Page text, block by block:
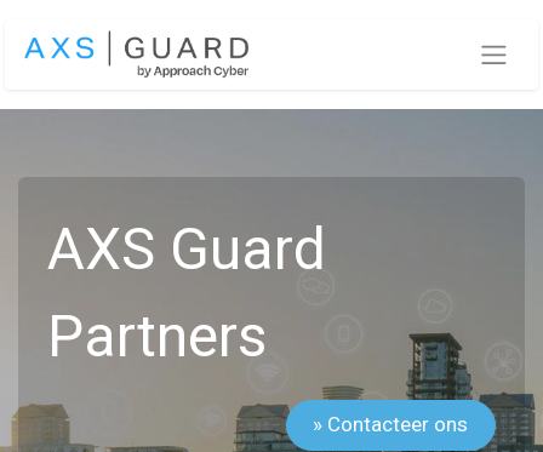
AXS Guard
Partners
» Contacteer ons